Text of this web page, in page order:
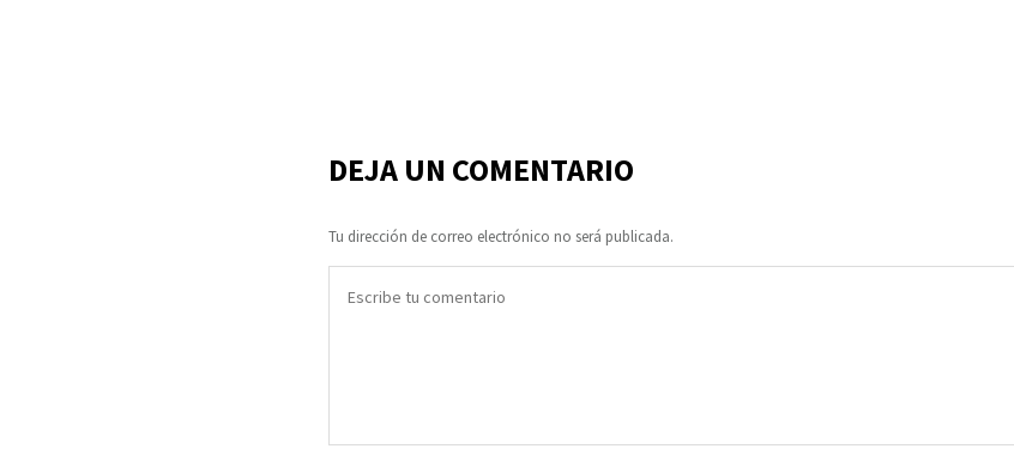
DEJA UN COMENTARIO
Tu dirección de correo electrónico no será publicada.